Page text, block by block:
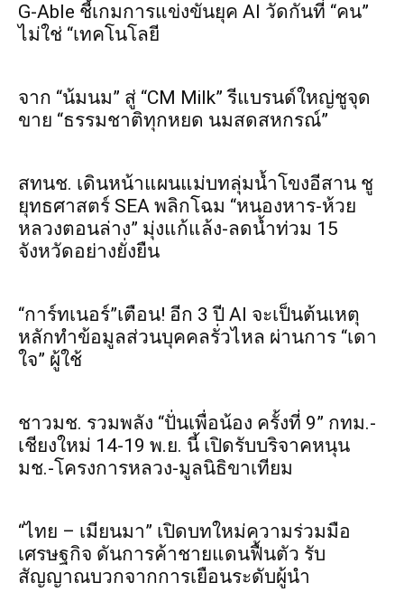
G-Able ชี้เกมการแข่งขันยุค AI วัดกันที่ “คน”
ไม่ใช่ “เทคโนโลยี
จาก “น้มนม” สู่ “CM Milk” รีแบรนด์ใหญ่ชูจุด
ขาย “ธรรมชาติทุกหยด นมสดสหกรณ์”
สทนช. เดินหน้าแผนแม่บทลุ่มน้ำโขงอีสาน ชู
ยุทธศาสตร์ SEA พลิกโฉม “หนองหาร-ห้วย
หลวงตอนล่าง” มุ่งแก้แล้ง-ลดน้ำท่วม 15
จังหวัดอย่างยั่งยืน
“การ์ทเนอร์”เตือน! อีก 3 ปี AI จะเป็นต้นเหตุ
หลักทำข้อมูลส่วนบุคคลรั่วไหล ผ่านการ “เดา
ใจ” ผู้ใช้
ชาวมช. รวมพลัง “ปั่นเพื่อน้อง ครั้งที่ 9” กทม.-
เชียงใหม่ 14-19 พ.ย. นี้ เปิดรับบริจาคหนุน
มช.-โครงการหลวง-มูลนิธิขาเทียม
“ไทย – เมียนมา” เปิดบทใหม่ความร่วมมือ
เศรษฐกิจ ดันการค้าชายแดนฟื้นตัว รับ
สัญญาณบวกจากการเยือนระดับผู้นำ